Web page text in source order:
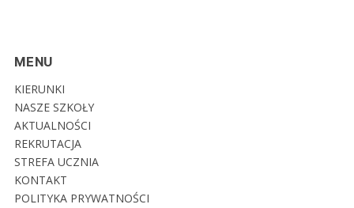
MENU
KIERUNKI
NASZE SZKOŁY
AKTUALNOŚCI
REKRUTACJA
STREFA UCZNIA
KONTAKT
POLITYKA PRYWATNOŚCI